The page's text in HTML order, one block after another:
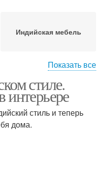
Индийская мебель
стиле
Показать все
стиле.
интерьере
стиль и теперь
дома.